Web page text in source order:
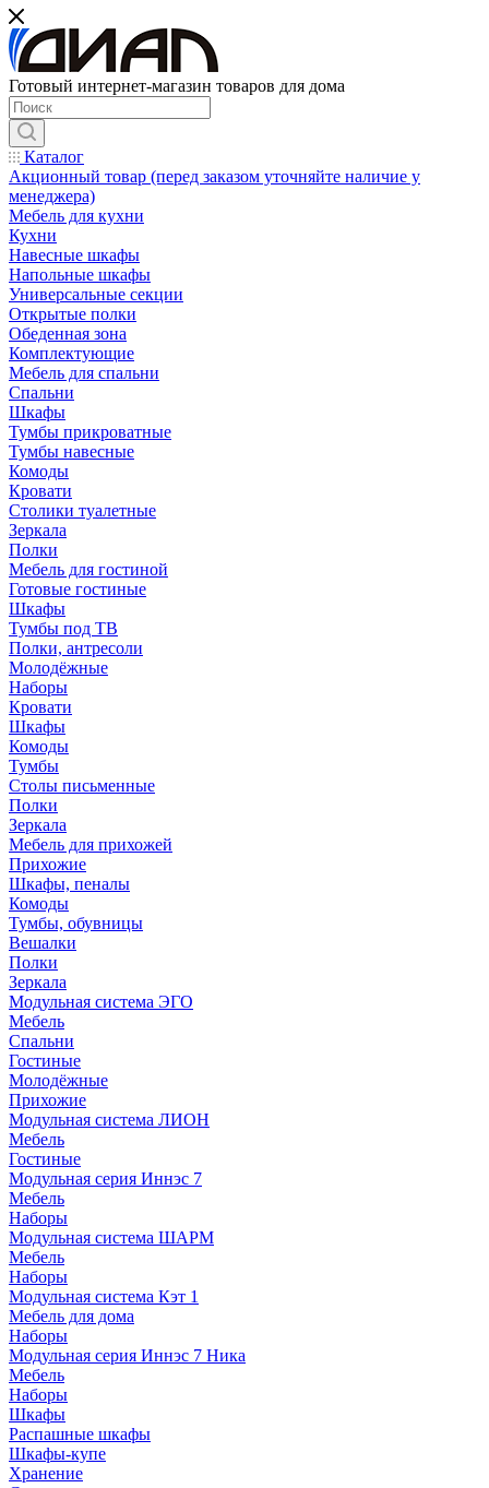
Готовый интернет-магазин товаров для дома
Каталог
Акционный товар (перед заказом уточняйте наличие у
менеджера)
Мебель для кухни
Кухни
Навесные шкафы
Напольные шкафы
Универсальные секции
Открытые полки
Обеденная зона
Комплектующие
Мебель для спальни
Спальни
Шкафы
Тумбы прикроватные
Тумбы навесные
Комоды
Кровати
Столики туалетные
Зеркала
Полки
Мебель для гостиной
Готовые гостиные
Шкафы
Тумбы под ТВ
Полки, антресоли
Молодёжные
Наборы
Кровати
Шкафы
Комоды
Тумбы
Столы письменные
Полки
Зеркала
Мебель для прихожей
Прихожие
Шкафы, пеналы
Комоды
Тумбы, обувницы
Вешалки
Полки
Зеркала
Модульная система ЭГО
Мебель
Спальни
Гостиные
Молодёжные
Прихожие
Модульная система ЛИОН
Мебель
Гостиные
Модульная серия Иннэс 7
Мебель
Наборы
Модульная система ШАРМ
Мебель
Наборы
Модульная система Кэт 1
Мебель для дома
Наборы
Модульная серия Иннэс 7 Ника
Мебель
Наборы
Шкафы
Распашные шкафы
Шкафы-купе
Хранение